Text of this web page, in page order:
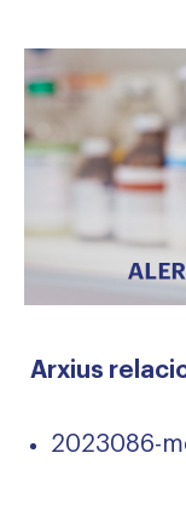
Arxius
2023086-